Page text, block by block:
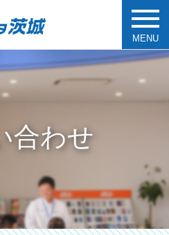
MENU
合わせ